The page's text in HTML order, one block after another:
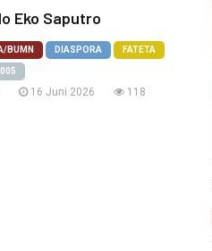
Eko Saputro
BUMN DIASPORA FATETA
16 Juni 2026 118